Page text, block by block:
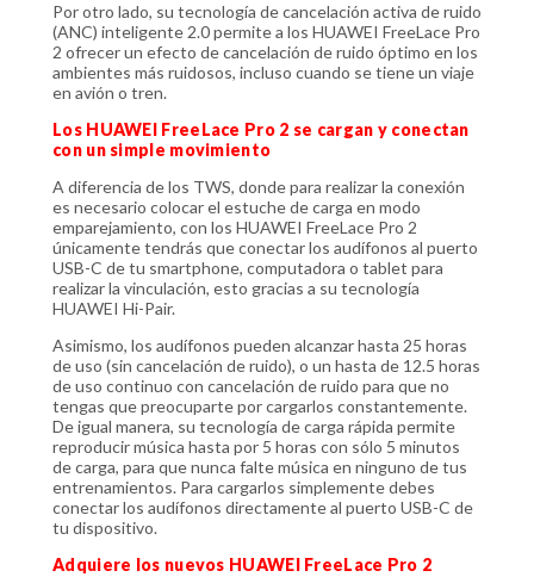
Por otro lado, su tecnología de cancelación activa de ruido
(ANC) inteligente 2.0 permite a los HUAWEI FreeLace Pro
2 ofrecer un efecto de cancelación de ruido óptimo en los
ambientes más ruidosos, incluso cuando se tiene un viaje
en avión o tren.
Los HUAWEI FreeLace Pro 2 se cargan y conectan
con un simple movimiento
A diferencia de los TWS, donde para realizar la conexión
es necesario colocar el estuche de carga en modo
emparejamiento, con los HUAWEI FreeLace Pro 2
únicamente tendrás que conectar los audífonos al puerto
USB-C de tu smartphone, computadora o tablet para
realizar la vinculación, esto gracias a su tecnología
HUAWEI Hi-Pair.
Asimismo, los audífonos pueden alcanzar hasta 25 horas
de uso (sin cancelación de ruido), o un hasta de 12.5 horas
de uso continuo con cancelación de ruido para que no
tengas que preocuparte por cargarlos constantemente.
De igual manera, su tecnología de carga rápida permite
reproducir música hasta por 5 horas con sólo 5 minutos
de carga, para que nunca falte música en ninguno de tus
entrenamientos. Para cargarlos simplemente debes
conectar los audífonos directamente al puerto USB-C de
tu dispositivo.
Adquiere los nuevos HUAWEI FreeLace Pro 2